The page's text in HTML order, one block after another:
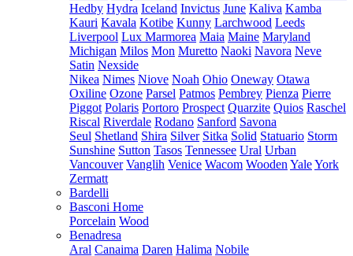
Hedby Hydra Iceland Invictus June Kaliva Kamba
Kauri Kavala Kotibe Kunny Larchwood Leeds
Liverpool Lux Marmorea Maia Maine Maryland
Michigan Milos Mon Muretto Naoki Navora Neve
Satin Nexside
Nikea Nimes Niove Noah Ohio Oneway Otawa
Oxiline Ozone Parsel Patmos Pembrey Pienza Pierre
Piggot Polaris Portoro Prospect Quarzite Quios Raschel
Riscal Riverdale Rodano Sanford Savona
Seul Shetland Shira Silver Sitka Solid Statuario Storm
Sunshine Sutton Tasos Tennessee Ural Urban
Vancouver Vanglih Venice Wacom Wooden YaleYork
Zermatt
Bardelli
Basconi Home
Porcelain Wood
Benadresa
Aral Canaima Daren Halima Nobile